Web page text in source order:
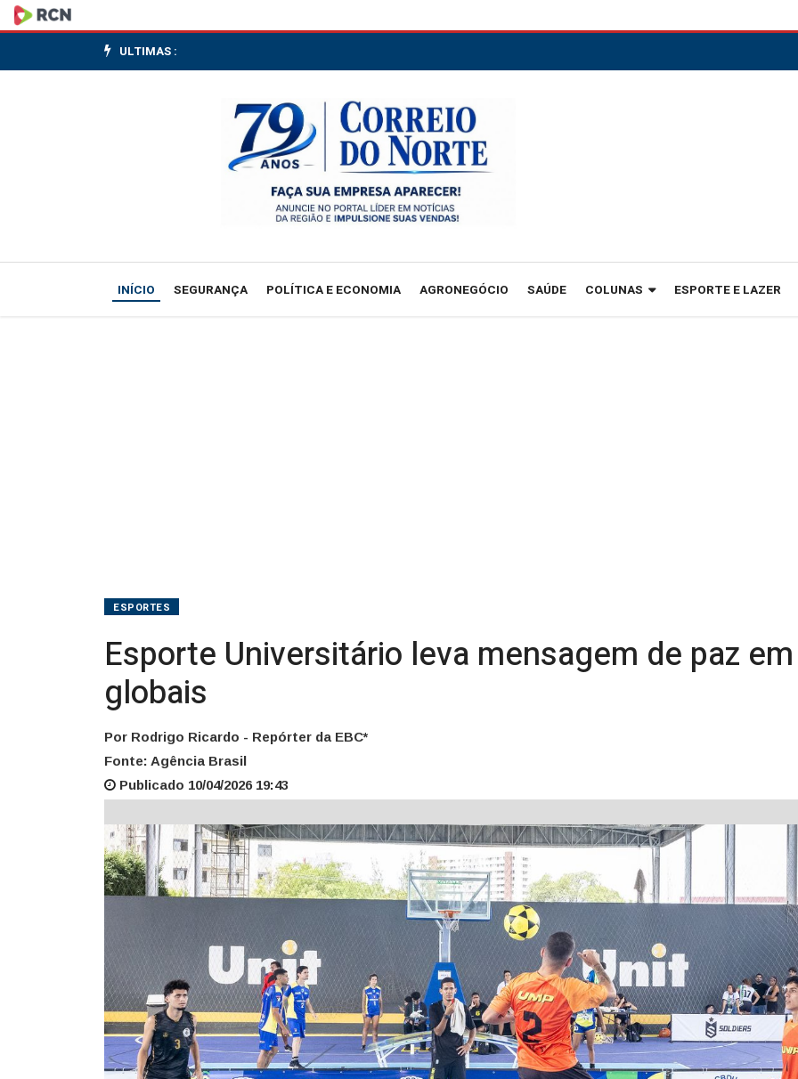
Esporte
Universitário
em
ULTIMAS :
INÍCIO SEGURANÇA POLÍTICA E ECONOMIA AGRONEGÓCIO SAÚDE COLUNAS ESPORTE E LAZER
ESPORTES
Esporte Universitário leva mensagem de paz
globais
Por Rodrigo Ricardo - Repórter da EBC*
Fonte: Agência Brasil
Publicado 10/04/2026 19:43